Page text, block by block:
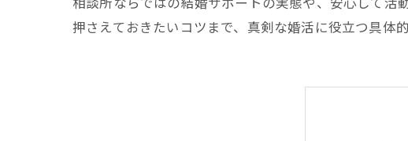
押さえておきたいコツまで、真剣な婚活に役立つ具体